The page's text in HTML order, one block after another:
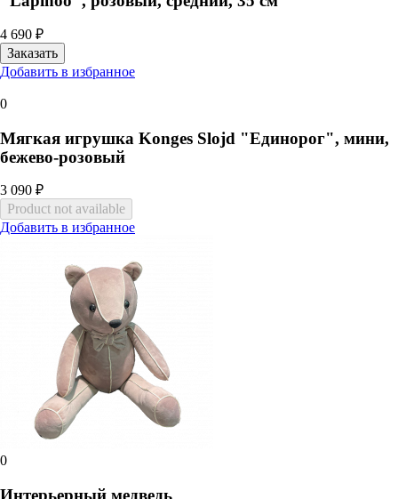
4 690 ₽
Добавить в избранное
0
Мягкая игрушка Konges Slojd "Единорог", мини,
бежево-розовый
3 090 ₽
Добавить в избранное
0
Интерьерный медведь